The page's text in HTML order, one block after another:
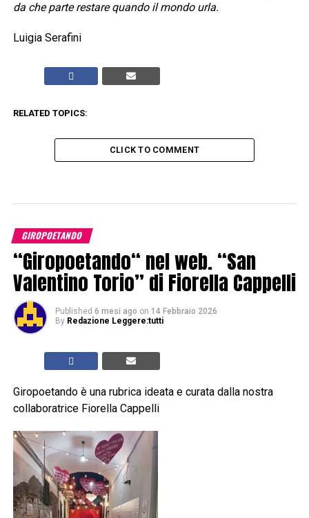
da che parte restare quando il mondo urla.
Luigia Serafini
RELATED TOPICS:
CLICK TO COMMENT
GIROPOETANDO
“Giropoetando“ nel web. “San
Valentino Torio” di Fiorella Cappelli
Published 6 mesi ago on 14 Febbraio 2026
By Redazione Leggere:tutti
Giropoetando è una rubrica ideata e curata dalla nostra
collaboratrice Fiorella Cappelli